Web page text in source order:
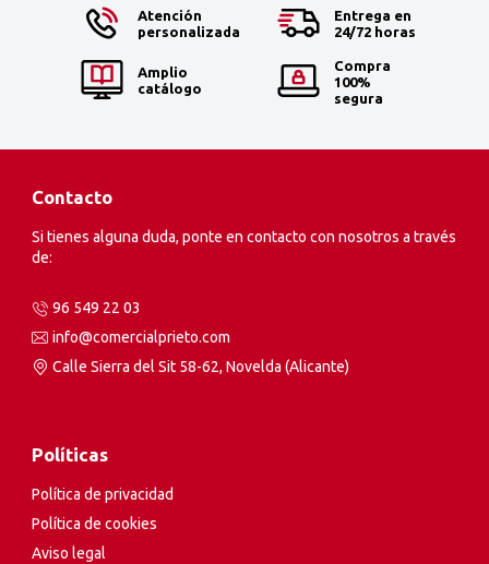
Atención
personalizada
Entrega en
24/72 horas
Amplio
catálogo
Compra
100%
segura
Contacto
Si tienes alguna duda, ponte en contacto con nosotros a través
de:
96 549 22 03
info@comercialprieto.com
Calle Sierra del Sit 58-62, Novelda (Alicante)
Políticas
Política de privacidad
Política de cookies
Aviso legal